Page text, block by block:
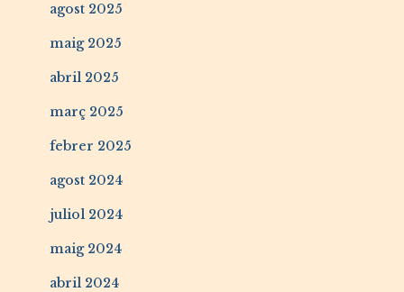
agost 2025
maig 2025
abril 2025
març 2025
febrer 2025
agost 2024
juliol 2024
maig 2024
abril 2024